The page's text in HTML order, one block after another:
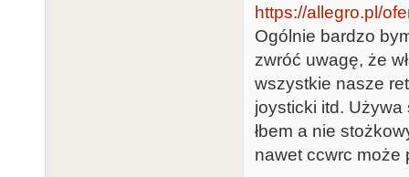
https://allegro.pl/
Ogólnie bardzo
zwróć uwagę, że
wszystkie nasze
joysticki itd. Używa
łbem a nie
nawet ccwrc może